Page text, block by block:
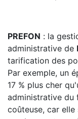
PREFON : la
administrative de
tarification des
Par exemple, un
17 % plus cher
administrative du
coûteuse, car